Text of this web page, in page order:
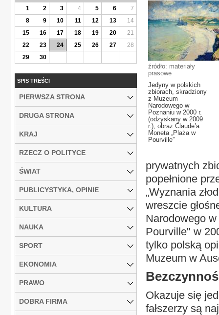
źródło: materiały
prasowe
Jedyny w polskich
zbiorach, skradziony
z Muzeum
Narodowego w
Poznaniu w 2000 r.
(odzyskany w 2009
r.), obraz Claude’a
Moneta „Plaża w
Pourville”
prywatnych
popełnione
„Wyznania
wreszcie
Narodowego
Pourville" w
tylko polską
Muzeum w
Okazuje się
fałszerzy są
1
2 3 4 5 6
7
8
9 10 11 12 13
14
15
16 17 18 19 20
21
22
23 24 25 26 27
28
29
30
SPIS TREŚCI
PIERWSZA STRONA
DRUGA STRONA
KRAJ
RZECZ O POLITYCE
ŚWIAT
PUBLICYSTYKA, OPINIE
KULTURA
NAUKA
SPORT
EKONOMIA
PRAWO
DOBRA FIRMA